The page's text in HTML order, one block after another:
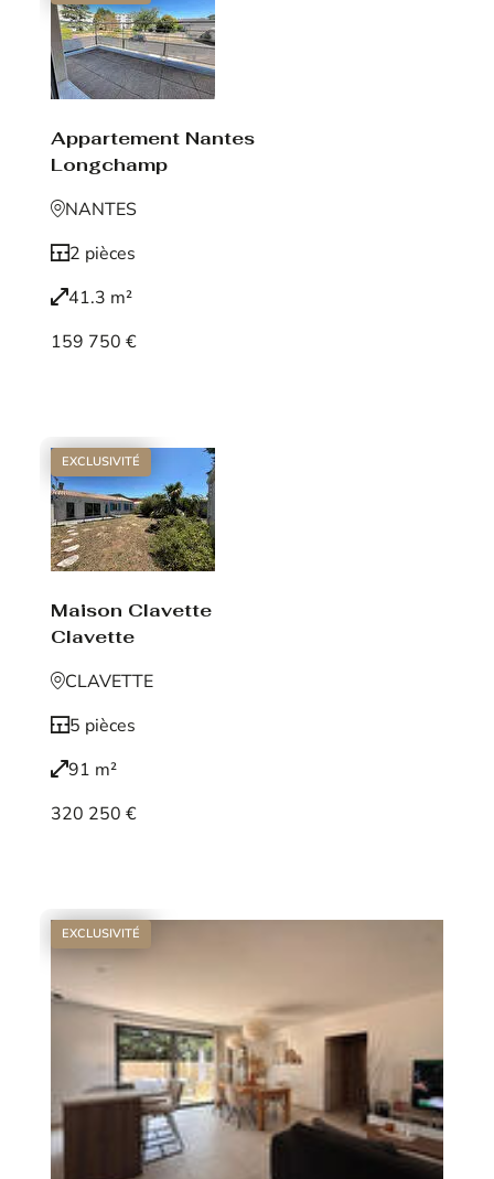
Appartement Nantes
Longchamp
NANTES
2 pièces
41.3 m²
159 750 €
EXCLUSIVITÉ
Maison Clavette
Clavette
CLAVETTE
5 pièces
91 m²
320 250 €
EXCLUSIVITÉ